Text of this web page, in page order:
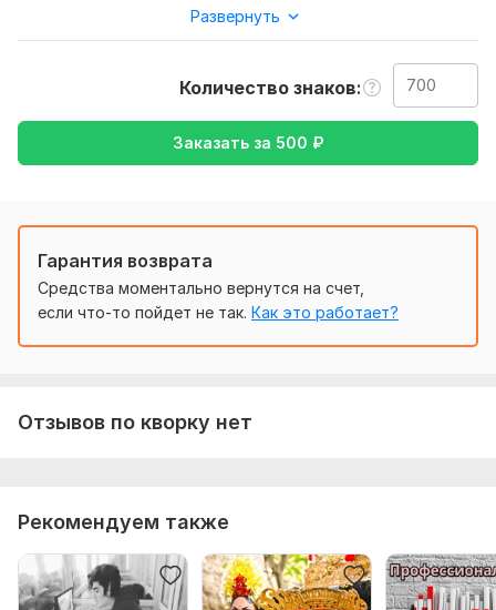
Ожидаю от вас текст, желательно в формате документа,
Недвижимость,
Образование и наука,
Работа, карьера,
с Русского на Английский
Объем услуги в кворке:
Развернуть
Количество знаков
Заказать за 500 ₽
Гарантия возврата
Средства моментально вернутся на счет,
если что-то пойдет не так. Как это работает?
Отзывов по кворку нет
Рекомендуем также